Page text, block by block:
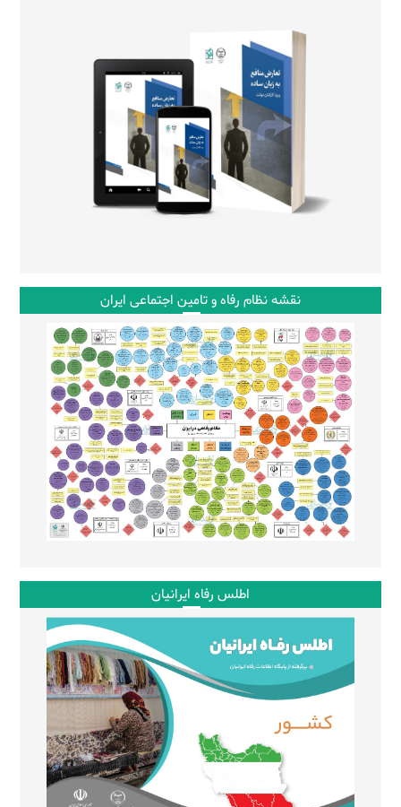
نقشه نظام رفاه و تامین اجتماعی ایران
اطلس رفاه ایرانیان